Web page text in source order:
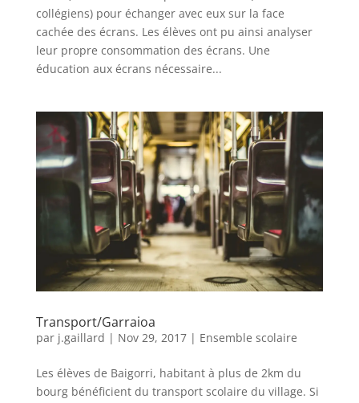
collégiens) pour échanger avec eux sur la face
cachée des écrans. Les élèves ont pu ainsi analyser
leur propre consommation des écrans. Une
éducation aux écrans nécessaire...
Transport/Garraioa
par j.gaillard | Nov 29, 2017| Ensemble scolaire
Les élèves de Baigorri, habitant à plus de 2km du
bourg bénéficient du transport scolaire du village. Si